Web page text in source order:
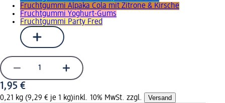
Fruchtgummi Alpaka Cola mit Zitrone & Kirsche
Fruchtgummi Yoghurt-Gums
Fruchtgummi Party Fred
1,95 €
0,21 kg (9,29 € je 1 kg)inkl. 10% MwSt. zzgl. Versand